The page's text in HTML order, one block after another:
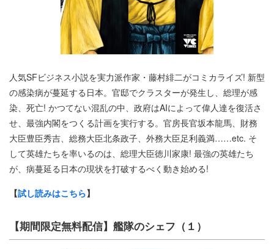
人気SFビジネス小説を実力派作家・藤村緋二がコミカライズ! 新型
の感染病が蔓延する日本。官邸でクラスターが発生し、総理が感
染、死亡! かつてない混乱の中、政府はAIによって偉人達を復活さ
せ、最強内閣をつくる計画を実行する。官房長官坂本龍馬、財務
大臣豊臣秀吉、総務大臣北条政子、外務大臣足利義満……etc. そ
して英雄たちを率いるのは、総理大臣徳川家康! 最強の英雄たち
が、病蔓延る日本の現状を打破するべく動き始める!
【試し読みはこちら】
【期間限定無料配信】艦隊のシェフ（１）